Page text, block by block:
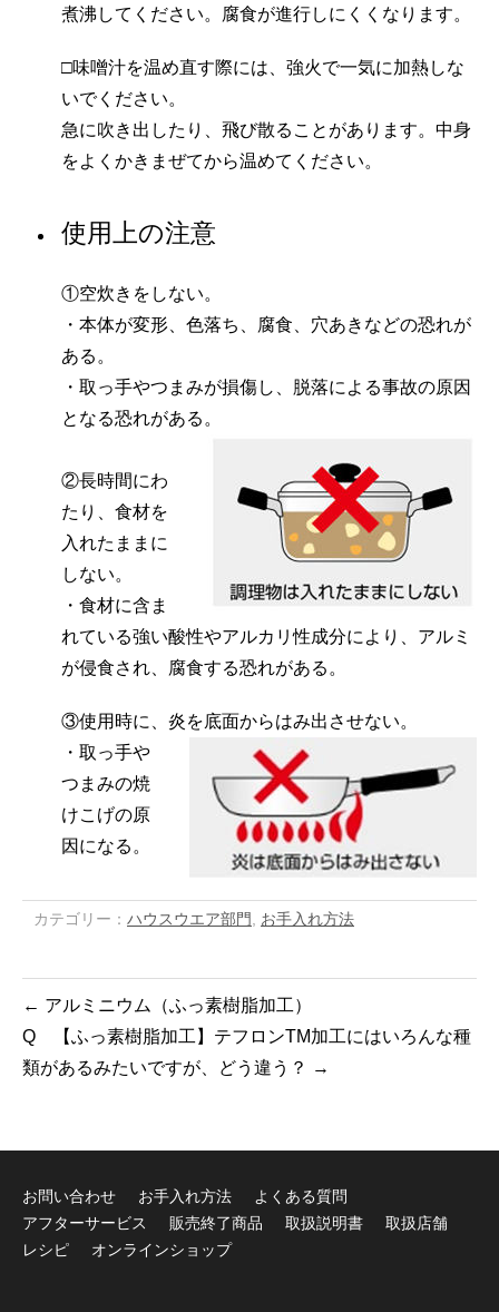
煮沸してください。腐食が進行しにくくなります。
□味噌汁を温め直す際には、強火で一気に加熱しな
いでください。
急に吹き出したり、飛び散ることがあります。中身
をよくかきまぜてから温めてください。
使用上の注意
①空炊きをしない。
・本体が変形、色落ち、腐食、穴あきなどの恐れが
ある。
・取っ手やつまみが損傷し、脱落による事故の原因
となる恐れがある。
②長時間にわ
たり、食材を
入れたままに
しない。
・食材に含ま
れている強い酸性やアルカリ性成分により、アルミ
が侵食され、腐食する恐れがある。
③使用時に、炎を底面からはみ出させない。
・取っ手や
つまみの焼
けこげの原
因になる。
カテゴリー： ハウスウエア部門 , お手入れ方法
← アルミニウム（ふっ素樹脂加工）
Q 【ふっ素樹脂加工】テフロンTM加工にはいろんな種
類があるみたいですが、どう違う？
→
お問い合わせ お手入れ方法
よくある質問
アフターサービス
販売終了商品 取扱説明書
取扱店舗
レシピ
オンラインショップ